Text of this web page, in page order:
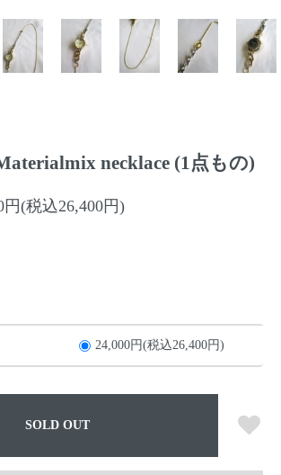
necklace (1点もの)
円(税込26,400円)
24,000円(税込26,400円)
SOLD OUT